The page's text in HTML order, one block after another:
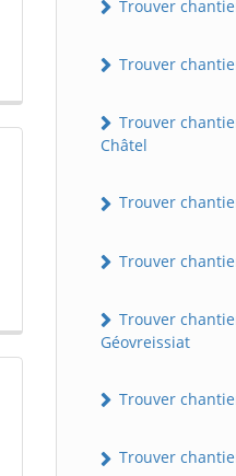
Trouver
Trouver
Trouver
Châtel
Trouver
Trouver
Trouver
Géovreissiat
Trouver
Trouver